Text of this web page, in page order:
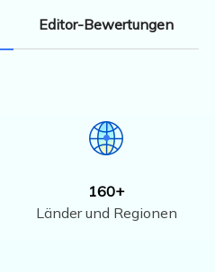
Editor-Bewertungen
160+
Länder und Regionen